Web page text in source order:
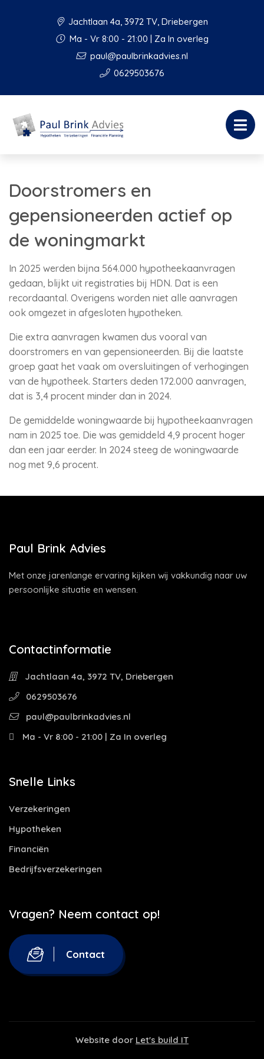
Jachtlaan 4a, 3972 TV, Driebergen
Ma - Vr 8:00 - 21:00 | Za In overleg
paul@paulbrinkadvies.nl
0629503676
Doorstromers en
gepensioneerden actief op
de woningmarkt
In 2025 werden bijna 564.000 hypotheekaanvragen
gedaan, blijkt uit registraties bij HDN. Dat is een
recordaantal. Overigens worden niet alle aanvragen
ook omgezet in afgesloten hypotheken.
Die extra aanvragen kwamen dus vooral van
doorstromers en van gepensioneerden. Bij die laatste
groep gaat het vaak om oversluitingen of verhogingen
van de hypotheek. Starters deden 172.000 aanvragen,
dat is 3,4 procent minder dan in 2024.
De gemiddelde woningwaarde bij hypotheekaanvragen
nam in 2025 toe. Die was gemiddeld 4,9 procent hoger
dan een jaar eerder. In 2024 steeg de woningwaarde
nog met 9,6 procent.
Paul Brink Advies
Met onze jarenlange ervaring kijken wij vakkundig naar uw
persoonlijke situatie en wensen.
Contactinformatie
Jachtlaan 4a, 3972 TV, Driebergen
0629503676
paul@paulbrinkadvies.nl
Ma - Vr 8:00 - 21:00 | Za In overleg
Snelle Links
Verzekeringen
Hypotheken
Financiën
Bedrijfsverzekeringen
Vragen? Neem contact op!
Contact
Website door Let's build IT